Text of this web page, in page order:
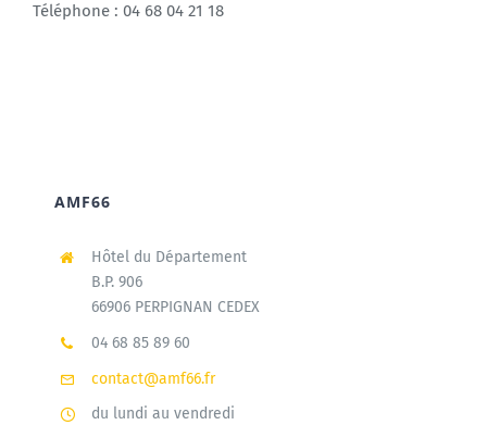
Téléphone : 04 68 04 21 18
AMF66
Hôtel du Département
B.P. 906
66906 PERPIGNAN CEDEX
04 68 85 89 60
contact@amf66.fr
du lundi au vendredi